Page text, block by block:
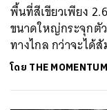
พื้นที่สีเขียวเพียง
ขนาดใหญ่กระจุกตั
ทางไกล กว่าจะได้
โดย THE